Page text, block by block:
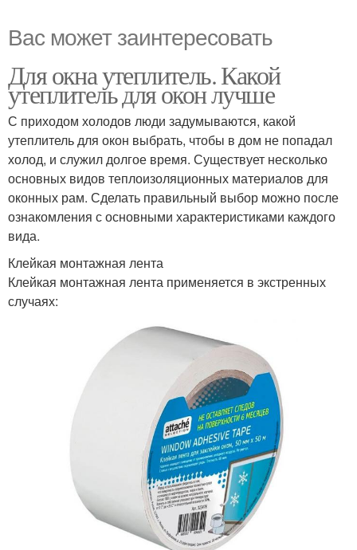
Вас может заинтересовать
Для окна утеплитель. Какой
утеплитель для окон лучше
С приходом холодов люди задумываются, какой
утеплитель для окон выбрать, чтобы в дом не попадал
холод, и служил долгое время. Существует несколько
основных видов теплоизоляционных материалов для
оконных рам. Сделать правильный выбор можно после
ознакомления с основными характеристиками каждого
вида.
Клейкая монтажная лента
Клейкая монтажная лента применяется в экстренных
случаях: